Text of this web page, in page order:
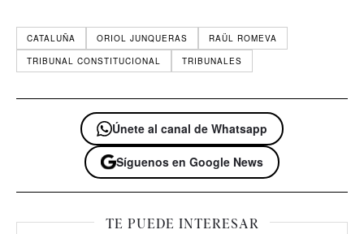
CATALUÑA ORIOL JUNQUERAS
RAÜL ROMEVA
TRIBUNAL CONSTITUCIONAL
TRIBUNALES
Únete al canal de Whatsapp
Síguenos en Google News
TE PUEDE INTERESAR